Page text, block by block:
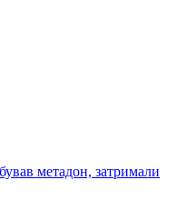
метадон, затримали